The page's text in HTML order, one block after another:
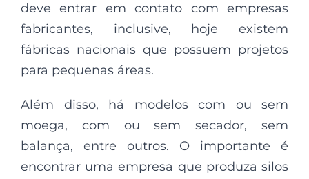
deve entrar em contato com empresas
fabricantes, inclusive, hoje existem
fábricas nacionais que possuem projetos
para pequenas áreas.
Além disso, há modelos com ou sem
moega, com ou sem secador, sem
balança, entre outros. O importante é
encontrar uma empresa que produza silos